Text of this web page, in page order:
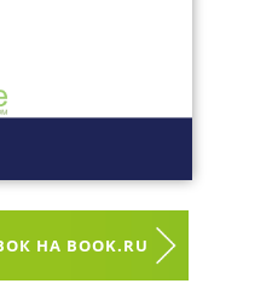
НА BOOK.RU